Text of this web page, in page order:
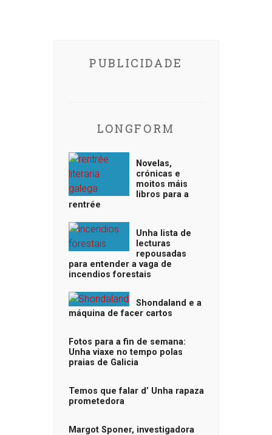
PUBLICIDADE
LONGFORM
Novelas,
crónicas e
moitos máis
libros para a
rentrée
Unha lista de
lecturas
repousadas
para entender a vaga de
incendios forestais
Shondaland e a
máquina de facer cartos
Fotos para a fin de semana:
Unha viaxe no tempo polas
praias de Galicia
Temos que falar d’ Unha rapaza
prometedora
Margot Sponer, investigadora